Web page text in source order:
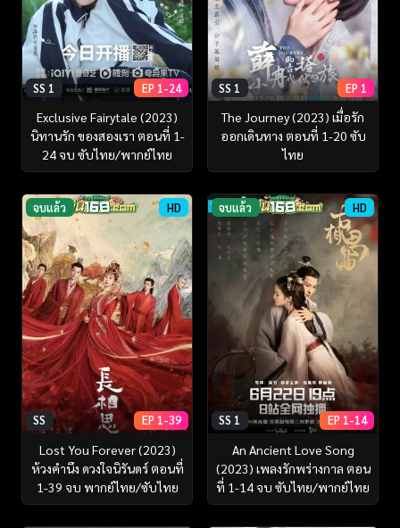
SS 1 EP 1-24
Exclusive Fairytale (2023)
นิทานรัก ของสองเรา ตอนที่ 1-
24 จบ ซับไทย/พากย์ไทย
SS 1 EP 1
The Journey (2023) เมื่อรัก
ออกเดินทาง ตอนที่ 1-20 ซับ
ไทย
จบแล้ว HD
SS EP 1-39
Lost You Forever (2023)
ห้วงคำนึง ดวงใจนิรันดร์ ตอนที่
1-39 จบ พากย์ไทย/ซับไทย
จบแล้ว HD
SS 1 EP 1-14
An Ancient Love Song
(2023) เพลงรักพร่างกาล ตอน
ที่ 1-14 จบ ซับไทย/พากย์ไทย